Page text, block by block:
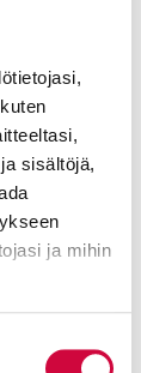
sisältöjä,
ja mihin
muuttaa
mitään ei
on
ja uusia
on